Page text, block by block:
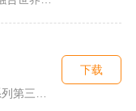
下载